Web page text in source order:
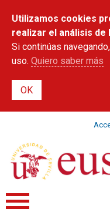
Utilizamos cookies
realizar el análisis de
Si continúas
uso. Quiero saber más